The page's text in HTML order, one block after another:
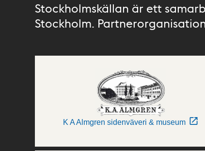
Stockholmskällan är ett
Stockholm.
K A Almgren sidenväveri & museum